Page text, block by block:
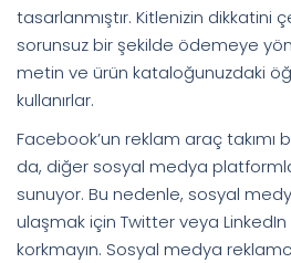
tasarlanmıştır. Kitlenizin dikkatini
sorunsuz bir şekilde ödemeye
metin ve ürün kataloğunuzdaki
kullanırlar.
Facebook’un reklam araç takımı
da, diğer sosyal medya
sunuyor. Bu nedenle, sosyal
ulaşmak için Twitter veya LinkedIn
korkmayın. Sosyal medya